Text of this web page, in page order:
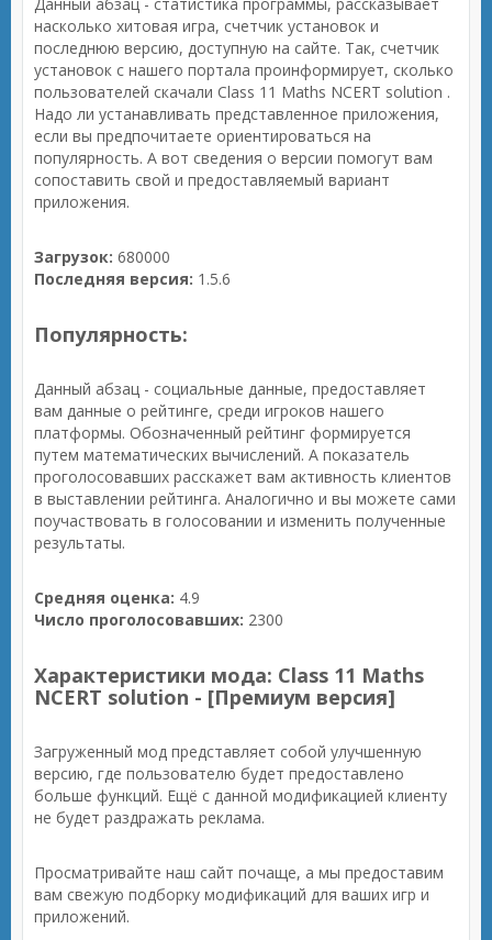
насколько хитовая игра, счетчик установок и
последнюю версию, доступную на сайте. Так, счетчик
установок с нашего портала проинформирует, сколько
пользователей скачали Class 11 Maths NCERT solution .
Надо ли устанавливать представленное приложения,
если вы предпочитаете ориентироваться на
популярность. А вот сведения о версии помогут вам
сопоставить свой и предоставляемый вариант
приложения.
Загрузок: 680000
Последняя версия: 1.5.6
Популярность:
Данный абзац - социальные данные, предоставляет
вам данные о рейтинге, среди игроков нашего
платформы. Обозначенный рейтинг формируется
путем математических вычислений. А показатель
проголосовавших расскажет вам активность клиентов
в выставлении рейтинга. Аналогично и вы можете сами
поучаствовать в голосовании и изменить полученные
результаты.
Средняя оценка: 4.9
Число проголосовавших: 2300
Характеристики мода: Class 11 Maths
NCERT solution - [Премиум версия]
Загруженный мод представляет собой улучшенную
версию, где пользователю будет предоставлено
больше функций. Ещё с данной модификацией клиенту
не будет раздражать реклама.
Просматривайте наш сайт почаще, а мы предоставим
вам свежую подборку модификаций для ваших игр и
приложений.